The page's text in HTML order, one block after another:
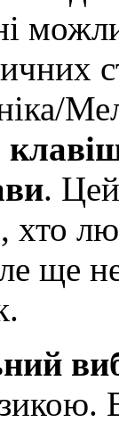
.
хто
ще